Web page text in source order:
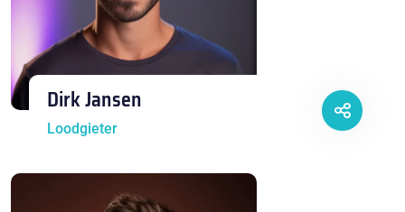
Dirk Jansen
Loodgieter